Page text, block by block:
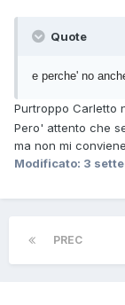
Quote
e perche' no
Purtroppo Carletto
Pero' attento che
ma non mi
Modificato: 3
PREC